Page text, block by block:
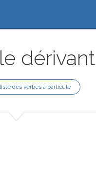
des verbes à particule